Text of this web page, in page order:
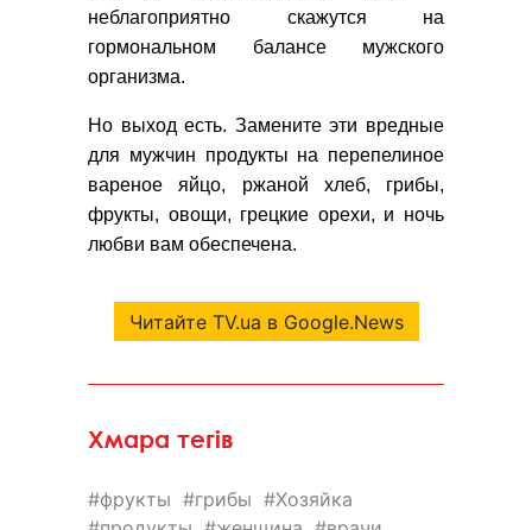
неблагоприятно скажутся на
гормональном балансе мужского
организма.
Но выход есть. Замените эти вредные
для мужчин продукты на перепелиное
вареное яйцо, ржаной хлеб, грибы,
фрукты, овощи, грецкие орехи, и ночь
любви вам обеспечена.
Читайте TV.ua в Google.News
Хмара тегів
фрукты грибы
Хозяйка